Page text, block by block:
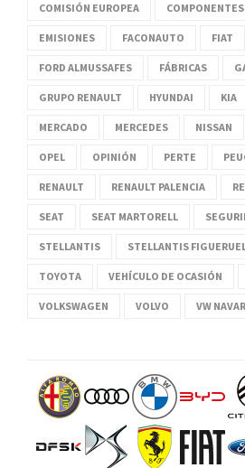
COMISIÓN EUROPEA COMPONENTES
EMISIONES FACONAUTO FIAT
FORD ALMUSSAFES FÁBRICAS
GRUPO RENAULT HYUNDAI KIA
MERCADO MERCEDES NISSAN
OPEL OPINIÓN PERTE
RENAULT RENAULT PALENCIA
SEAT SEAT MARTORELL
STELLANTIS STELLANTIS
TOYOTA VEHÍCULO DE OCASIÓN
VOLKSWAGEN VOLVO VW